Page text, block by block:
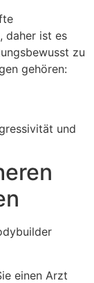
daher ist es
zu
gehören:
und
einen Arzt